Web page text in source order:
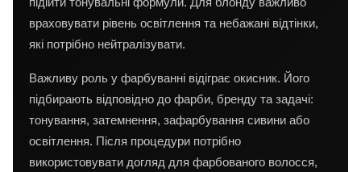
враховувати рівень освітлення та небажані відтінки,
які потрібно нейтралізувати.
Важливу роль у фарбуванні відіграє окисник. Його
підбирають відповідно до фарби, бренду та задачі:
тонування, затемнення, зафарбування сивини або
освітлення. Після процедури потрібно
використовувати догляд для фарбованого волосся,